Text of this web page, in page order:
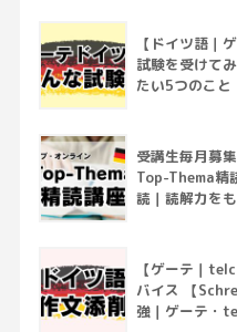
【ドイツ語｜
試験を受けて
たい5つのこと
受講生毎月募
Top-Thema精
読｜読解力を
【ゲーテ｜
バイス 【
強｜ゲーテ・